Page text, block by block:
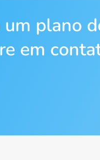
plano
em